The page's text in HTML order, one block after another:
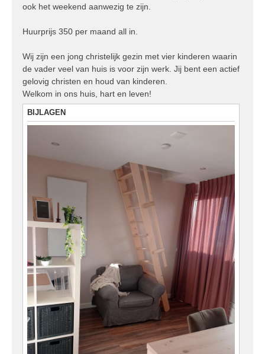
ook het weekend aanwezig te zijn.
Huurprijs 350 per maand all in.
Wij zijn een jong christelijk gezin met vier kinderen waarin
de vader veel van huis is voor zijn werk. Jij bent een actief
gelovig christen en houd van kinderen.
Welkom in ons huis, hart en leven!
BIJLAGEN